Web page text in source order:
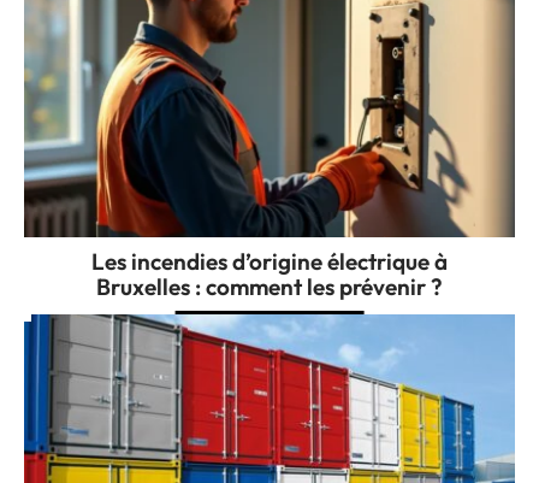
Les incendies d’origine électrique à
Bruxelles : comment les prévenir ?